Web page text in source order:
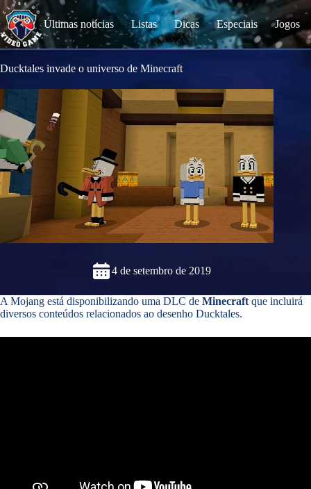
k
i
p
o
o
n
n
Últimas notícias Listas Dicas Especiais Jogos
Ducktales invade o universo de Minecraft
4 de setembro de 2019
A Mojang está disponibilizando uma DLC de Minecraft que incluirá
diversos conteúdos relacionados ao desenho Ducktales.